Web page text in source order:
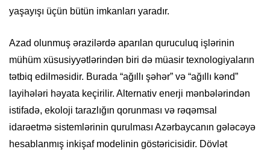
yaşayışı üçün bütün imkanları yaradır.
Azad olunmuş ərazilərdə aparılan quruculuq işlərinin
mühüm xüsusiyyətlərindən biri də müasir texnologiyaların
tətbiq edilməsidir. Burada “ağıllı şəhər” və “ağıllı kənd”
layihələri həyata keçirilir. Alternativ enerji mənbələrindən
istifadə, ekoloji tarazlığın qorunması və rəqəmsal
idarəetmə sistemlərinin qurulması Azərbaycanın gələcəyə
hesablanmış inkişaf modelinin göstəricisidir. Dövlət